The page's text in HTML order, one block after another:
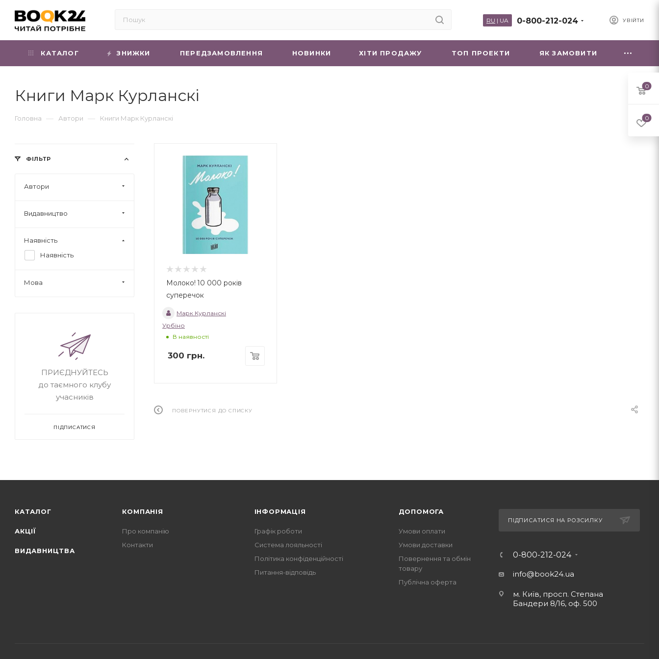
УВІЙТИ
0-800-212-024
RU | UA
КАТАЛОГ ЗНИЖКИ ПЕРЕДЗАМОВЛЕННЯ НОВИНКИ ХIТИ ПРОДАЖУ ТОП ПРОЕКТИ ЯК ЗАМОВИТИ
Книги Марк Курланскі
Головна — Автори — Книги Марк Курланскі
Молоко! 10 000 років
суперечок
Марк Курланскі
Урбіно
В наявності
300 грн.
ПОВЕРНУТИСЯ ДО СПИСКУ
ФІЛЬТР
Автори
Видавництво
Наявність
Наявність
Мова
ПРИЄДНУЙТЕСЬ
до таємного клубу
учасників
ПІДПИСАТИСЯ
КАТАЛОГ
АКЦІЇ
ВИДАВНИЦТВА
КОМПАНІЯ
Про компанію
Контакти
ІНФОРМАЦІЯ
Графік роботи
Система лояльності
Політика конфіденційності
Питання-відповідь
ДОПОМОГА
Умови оплати
Умови доставки
Повернення та обмін
товару
Публічна оферта
ПІДПИСАТИСЯ НА РОЗСИЛКУ
0-800-212-024
info@book24.ua
м. Київ, просп. Степана
Бандери 8/16, оф. 500
0
0